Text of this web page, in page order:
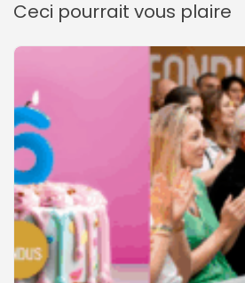
Ceci pourrait vous plaire